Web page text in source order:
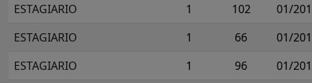
ESTAGIARIO
1 102
01/
ESTAGIARIO
1 66
01/
ESTAGIARIO
1 96
01/